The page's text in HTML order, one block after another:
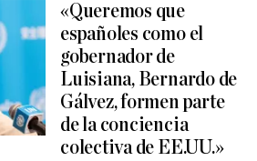
«Queremos que
españoles como el
gobernador de
Luisiana, Bernardo de
Gálvez, formen parte
de la conciencia
colectiva de EE.UU.»